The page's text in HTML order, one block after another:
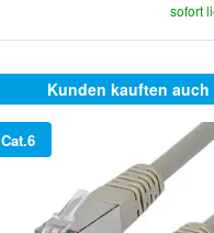
sofort
Kunden kauften auch
Cat.6